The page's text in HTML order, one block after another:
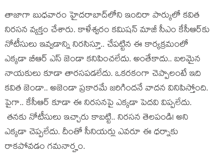
తాజాగా బుధ‌వారం హైద‌రాబాద్‌లోని ఇందిరా పార్కులో క‌విత
నిర‌స‌న వ్య‌క్తం చేశారు. కాళేశ్వ‌రం క‌మిష‌న్ మాజీ సీఎం కేసీఆర్‌కు
నోటీసులు ఇవ్వ‌డాన్ని నిర‌సిస్తూ.. చేప‌ట్టిన ఈ కార్య‌క్ర‌మంలో
ఎక్క‌డా బీఆర్ ఎస్ జెండా క‌నిపించ‌లేదు. అంతేకాదు.. బ‌ల‌మైన
నాయ‌కులు కూడా తార‌స‌ప‌డ‌లేదు. ఒక‌ర‌కంగా చెప్పాలంటే ఇది
క‌విత జెండా.. అజెండా ప్ర‌కార‌మే జ‌రిగింద‌నే వాద‌న వినిపిస్తోంది.
పైగా.. కేసీఆర్ కూడా ఈ నిర‌స‌న‌పై ఎక్క‌డా పెద‌వి విప్ప‌లేదు.
త‌న‌కు నోటీసులు ఇచ్చారు కాబ‌ట్టి.. నిర‌స‌న తెలపండి! అని
ఎక్క‌డా చెప్ప‌లేదు. దీంతో సీనియ‌ర్లు ఎవ‌రూ ఈ ధ‌ర్నాకు
రాక‌పోవ‌డం గ‌మ‌నార్హం.